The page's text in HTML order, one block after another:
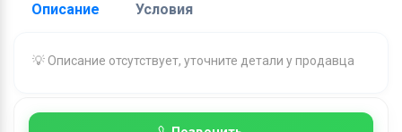
Описание Условия
💡 Описание отсутствует, уточните детали у продавца
Доставка: